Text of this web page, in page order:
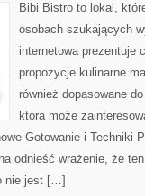
Bibi Bistro to lokal,
osobach szukających
internetowa prezentuje
propozycje kulinarne
również dopasowane
która może
Gotowanie i Techniki
odnieść wrażenie, że
nie jest […]